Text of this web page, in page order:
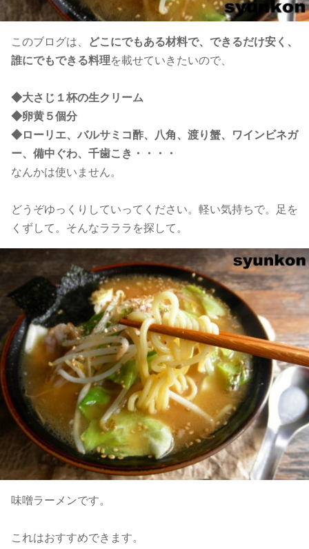
このブログは、
どこにでもある材料で、できるだけ安く、
誰にでもできる料理を載せていきたいので、
◆大さじ１杯の生クリーム
◆卵黄５個分
◆ローリエ、バルサミコ酢、八角、渡り蟹、ワインビネガ
ー、備中ぐわ、千歯こき・・・・
なんかは使いません。
どうぞゆっくりしていってください。軽い気持ちで。足を
くずして。そんなラララを探して。
味噌ラーメンです。
これはおすすめできます。